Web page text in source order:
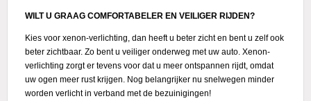
WILT U GRAAG COMFORTABELER EN VEILIGER RĲDEN?
Kies voor xenon-verlichting, dan heeft u beter zicht en bent u zelf ook
beter zichtbaar. Zo bent u veiliger onderweg met uw auto. Xenon-
verlichting zorgt er tevens voor dat u meer ontspannen rijdt, omdat
uw ogen meer rust krijgen. Nog belangrijker nu snelwegen minder
worden verlicht in verband met de bezuinigingen!